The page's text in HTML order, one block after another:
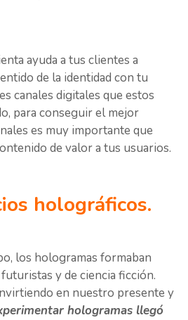
ayuda a tus clientes a
de la identidad con tu
canales digitales que estos
para conseguir el mejor
es muy importante que
de valor a tus usuarios.
holográficos.
los hologramas formaban
y de ciencia ficción.
en nuestro presente y
hologramas llegó